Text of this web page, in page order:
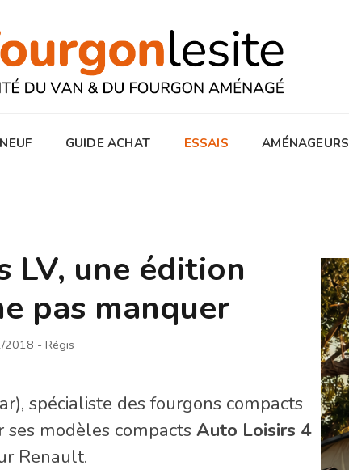
GUIDE ACHAT ESSAIS AMÉNAGEURS
LV, une édition
pas manquer
2018 - Régis
spécialiste des fourgons compacts
modèles compacts Auto Loisirs 4
Renault.